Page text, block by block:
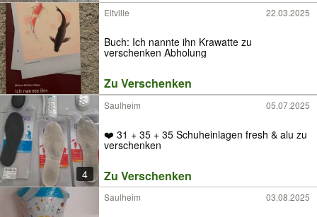
Eltville 22.03.2025
Buch: Ich nannte ihn Krawatte zu
verschenken Abholung
Zu Verschenken
4
Saulheim 05.07.2025
❤️ 31 + 35 + 35 Schuheinlagen fresh & alu zu
verschenken
Zu Verschenken
Saulheim 03.08.2025